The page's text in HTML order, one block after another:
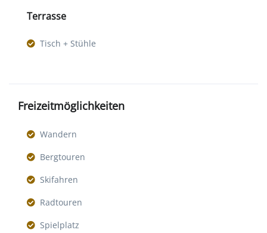
Terrasse
Tisch + Stühle
Freizeitmöglichkeiten
Wandern
Bergtouren
Skifahren
Radtouren
Spielplatz